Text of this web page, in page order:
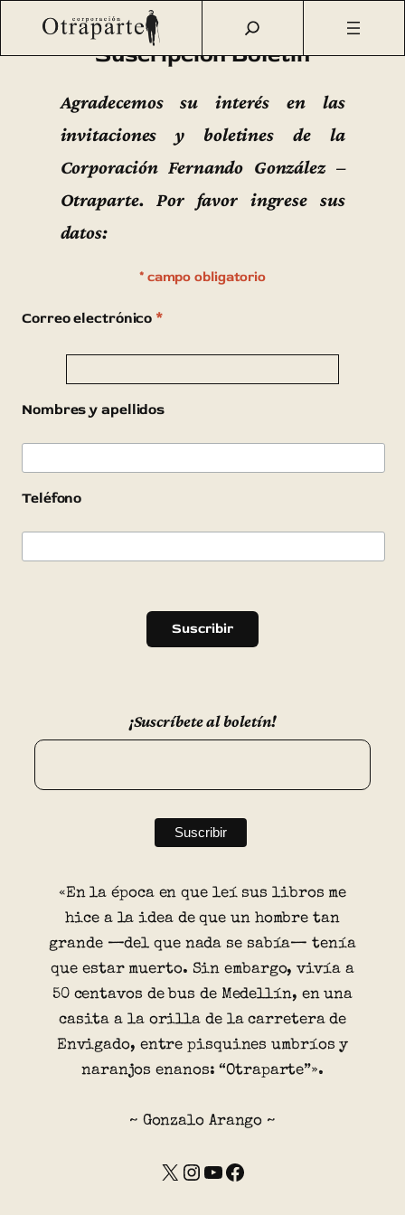
Saltar
Otraparte.org/ Suscripción Boletín
Suscripción Boletín
Agradecemos su interés en las
invitaciones y boletines de la
Corporación Fernando González –
Otraparte. Por favor ingrese sus
datos:
Correo electrónico *
Nombres y apellidos
Teléfono
¡Suscríbete al boletín!
«En la época en que leí sus libros me
hice a la idea de que un hombre tan
grande —del que nada se sabía— tenía
que estar muerto. Sin embargo, vivía a
50 centavos de bus de Medellín, en una
casita a la orilla de la carretera de
Envigado, entre pisquines umbríos y
naranjos enanos: “Otraparte”».
~ Gonzalo Arango ~
X Instagram YouTube Facebook